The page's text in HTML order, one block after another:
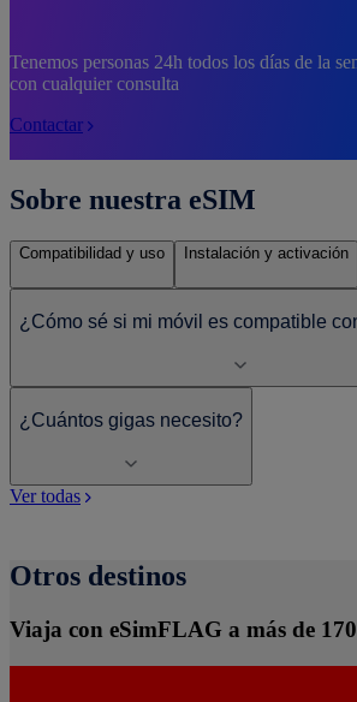
Tenemos personas 24h todos los días de la
con cualquier consulta
Contactar
Sobre nuestra eSIM
Compatibilidad y uso Instalación y activación
¿Cómo sé si mi móvil es compatible
¿Cuántos gigas necesito?
Ver todas
Otros destinos
Viaja con eSimFLAG a más de